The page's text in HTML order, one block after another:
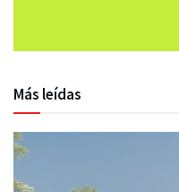
Más leídas